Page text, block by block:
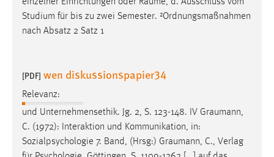
einzelner Einrichtungen oder Räume, d. Ausschluss vom
Studium für bis zu zwei Semester. ²Ordnungsmaßnahmen
nach Absatz 2 Satz 1
[PDF] wen diskussionspapier34
Relevanz:
und Unternehmensethik. Jg. 2, S. 123-148. IV Graumann,
C. (1972): Interaktion und Kommunikation, in:
Sozialpsychologie 7. Band, (Hrsg:) Graumann, C., Verlag
Login
fe_user, be_user, be_lastLoginProvider
Zweck:
Dieser Cookie ist notwendig um sich an der Website
einloggen zu können.
Cookie Laufzeit: